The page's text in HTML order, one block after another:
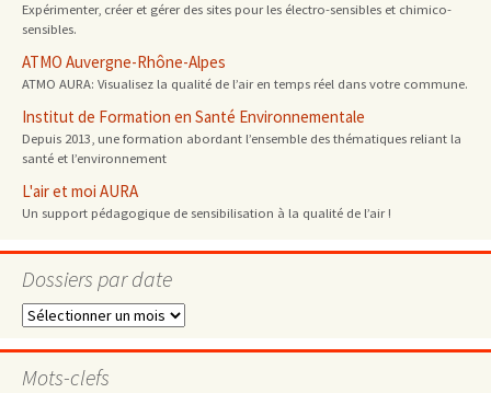
Expérimenter, créer et gérer des sites pour les électro-sensibles et chimico-
sensibles.
ATMO Auvergne-Rhône-Alpes
ATMO AURA: Visualisez la qualité de l’air en temps réel dans votre commune.
Institut de Formation en Santé Environnementale
Depuis 2013, une formation abordant l’ensemble des thématiques reliant la
santé et l’environnement
L'air et moi AURA
Un support pédagogique de sensibilisation à la qualité de l’air !
Dossiers par date
Dossiers
date
Mots-clefs